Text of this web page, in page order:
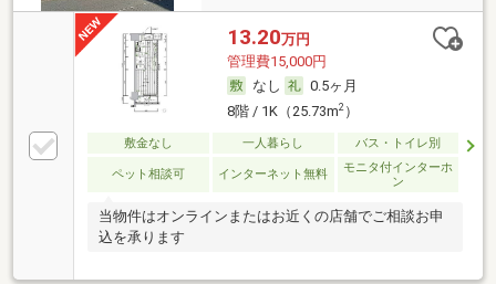
13.20万円
管理費15,000円
なし
0.5ヶ月
8階 / 1K（25.73m2）
敷金なし 一人暮らし バス・トイレ別
ペット相談可 インターネット無料
モニタ付インターホ
ン
当物件はオンラインまたはお近くの店舗でご相談お申
込を承ります